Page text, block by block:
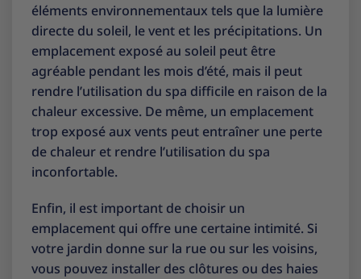
éléments environnementaux tels que la lumière
directe du soleil, le vent et les précipitations. Un
emplacement exposé au soleil peut être
agréable pendant les mois d’été, mais il peut
rendre l’utilisation du spa difficile en raison de la
chaleur excessive. De même, un emplacement
trop exposé aux vents peut entraîner une perte
de chaleur et rendre l’utilisation du spa
inconfortable.
Enfin, il est important de choisir un
emplacement qui offre une certaine intimité. Si
votre jardin donne sur la rue ou sur les voisins,
vous pouvez installer des clôtures ou des haies